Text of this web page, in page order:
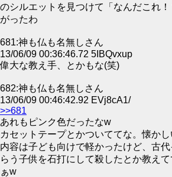
のシルエットを見つけて「なんだこれ
がったわ
681:神も仏も名無しさん
13/06/09 00:36:46.72 5IBQvxup
偉大な教え手、とかもな(笑)
682:神も仏も名無しさん
13/06/09 00:46:42.92 EVj8cA1/
>>681
あれもピンク色だったなw
カセットテープとかついててな。懐か
内容は子ども向けで軽かったけど、古
らう子供を石打にして殺したとか教え
ぁw